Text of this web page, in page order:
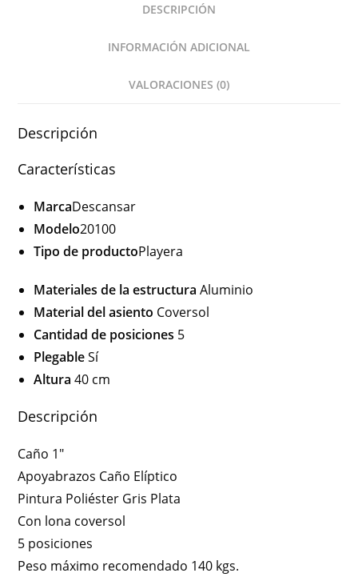
DESCRIPCIÓN
INFORMACIÓN ADICIONAL
VALORACIONES (0)
Descripción
Características
MarcaDescansar
Modelo20100
Tipo de productoPlayera
Materiales de la estructura Aluminio
Material del asiento Coversol
Cantidad de posiciones 5
PlegableSí
Altura 40 cm
Descripción
Caño 1″
Apoyabrazos Caño Elíptico
Pintura Poliéster Gris Plata
Con lona coversol
5 posiciones
Peso máximo recomendado 140 kgs.